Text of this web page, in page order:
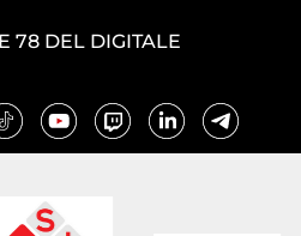
78 DEL DIGITALE